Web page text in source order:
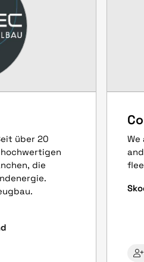
über 20
die